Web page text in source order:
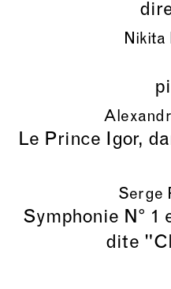
Nikita
Le Prince Igor,
Serge
Symphonie N° 1
dite